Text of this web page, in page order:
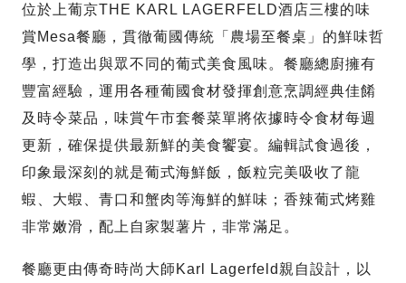
位於上葡京THE KARL LAGERFELD酒店三樓的味
賞Mesa餐廳，貫徹葡國傳統「農場至餐桌」的鮮味哲
學，打造出與眾不同的葡式美食風味。餐廳總廚擁有
豐富經驗，運用各種葡國食材發揮創意烹調經典佳餚
及時令菜品，味賞午市套餐菜單將依據時令食材每週
更新，確保提供最新鮮的美食饗宴。編輯試食過後，
印象最深刻的就是葡式海鮮飯，飯粒完美吸收了龍
蝦、大蝦、青口和蟹肉等海鮮的鮮味；香辣葡式烤雞
非常嫩滑，配上自家製薯片，非常滿足。
餐廳更由傳奇時尚大師Karl Lagerfeld親自設計，以